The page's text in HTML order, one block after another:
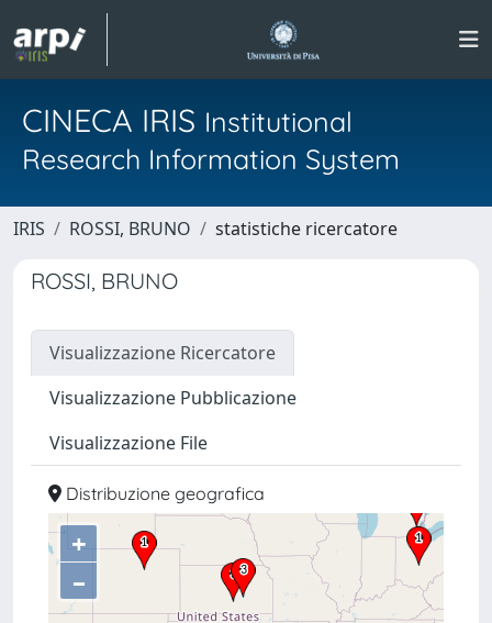
CINECA IRIS Institutional
Research Information System
IRIS ROSSI, BRUNO statistiche ricercatore
ROSSI, BRUNO
Visualizzazione Ricercatore
Visualizzazione Pubblicazione
Visualizzazione File
Distribuzione geografica
+
–